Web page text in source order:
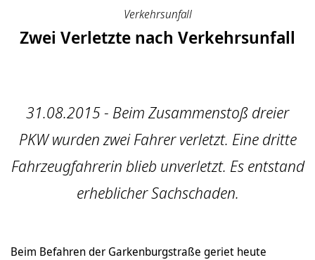
Verkehrsunfall
Zwei Verletzte nach Verkehrsunfall
31.08.2015 - Beim Zusammenstoß dreier
PKW wurden zwei Fahrer verletzt. Eine dritte
Fahrzeugfahrerin blieb unverletzt. Es entstand
erheblicher Sachschaden.
Beim Befahren der Garkenburgstraße geriet heute